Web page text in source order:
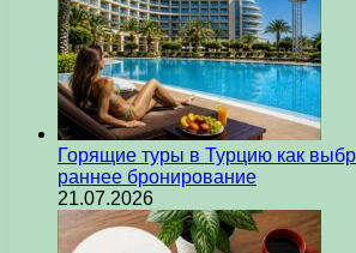
Горящие туры в Турцию как
раннее бронирование
21.07.2026